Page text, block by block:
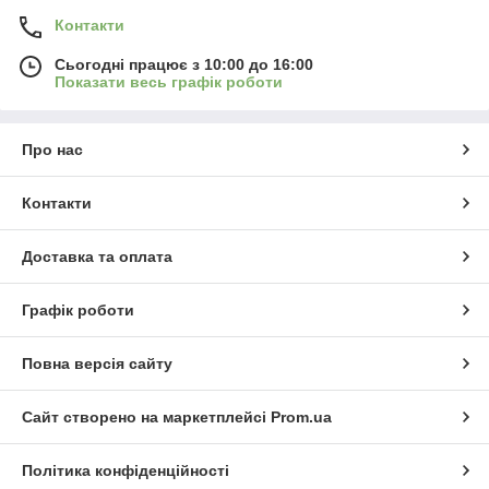
Контакти
Сьогодні працює з 10:00 до 16:00
Показати весь графік роботи
Про нас
Контакти
Доставка та оплата
Графік роботи
Повна версія сайту
Сайт створено на маркетплейсі Prom.ua
Політика конфіденційності